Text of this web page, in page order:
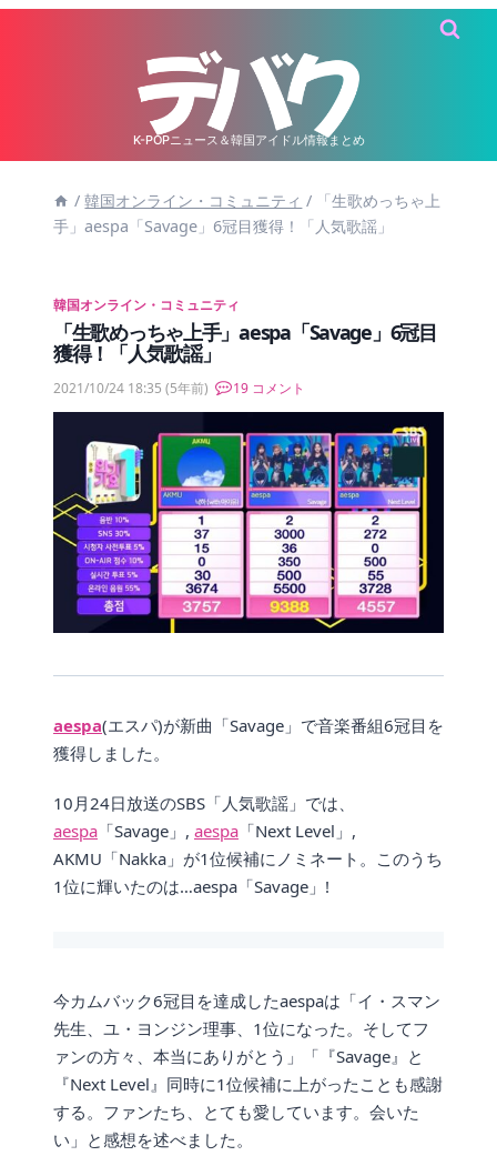
K-POPニュース＆韓国アイドル情報まとめ
/ 韓国オンライン・コミュニティ /
「生歌めっちゃ上
手」aespa「Savage」6冠目獲得！「人気歌謡」
韓国オンライン・コミュニティ
「生歌めっちゃ上手」aespa「Savage」6冠目
獲得！「人気歌謡」
2021/10/24 18:35 (5年前) 19 コメント
aespa(エスパ)が新曲「Savage」で音楽番組6冠目を
獲得しました。
10月24日放送のSBS「人気歌謡」では、
aespa 「Savage」, aespa 「Next Level」,
AKMU「Nakka」が1位候補にノミネート。このうち
1位に輝いたのは…aespa「Savage」!
今カムバック6冠目を達成したaespaは「イ・スマン
先生、ユ・ヨンジン理事、1位になった。そしてフ
ァンの方々、本当にありがとう」「『Savage』と
『Next Level』同時に1位候補に上がったことも感謝
する。ファンたち、とても愛しています。会いた
い」と感想を述べました。